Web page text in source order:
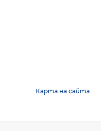
Карта на сайта